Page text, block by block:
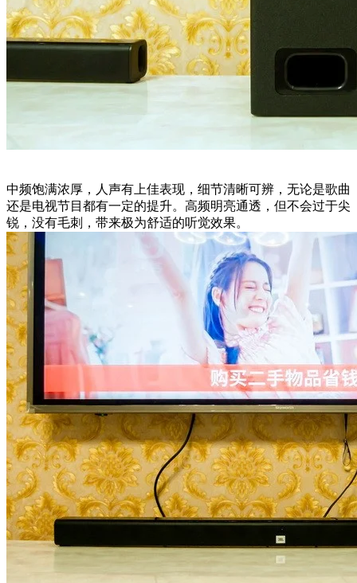
中频饱满浓厚，人声有上佳表现，细节清晰可辨，无论是歌曲
还是电视节目都有一定的提升。高频明亮通透，但不会过于尖
锐，没有毛刺，带来极为舒适的听觉效果。